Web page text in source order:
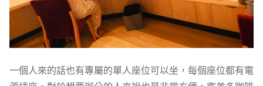
一個人來的話也有專屬的單人座位可以坐，每個座位都有電